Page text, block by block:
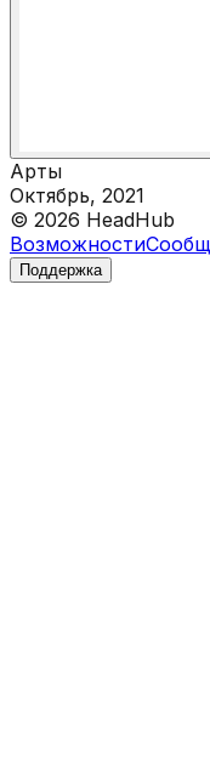
Арты
Октябрь, 2021
© 2026 HeadHub
Возможности
Поддержка